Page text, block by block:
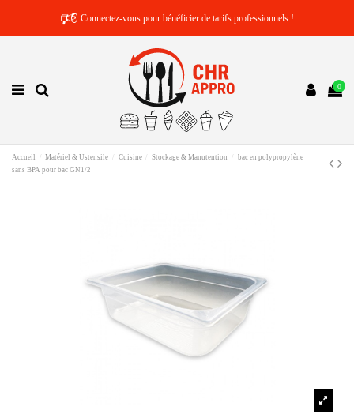
🕫 Connectez-vous pour bénéficier de tarifs professionnels !
0
Accueil Matériel & Ustensile Cuisine Stockage & Manutention
bac en polypropylène
sans BPA pour bac GN1/2